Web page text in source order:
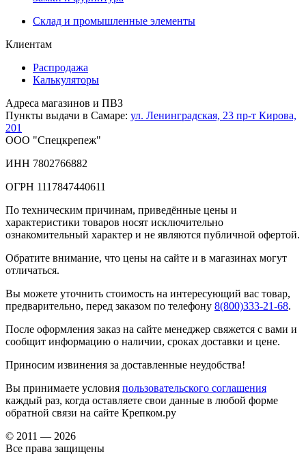
Склад и промышленные элементы
Клиентам
Распродажа
Калькуляторы
Адреса магазинов и ПВЗ
Пункты выдачи в Самаре: ул. Ленинградская, 23 пр-т Кирова,
201
ООО "Спецкрепеж"
ИНН 7802766882
ОГРН 1117847440611
По техническим причинам, приведённые цены и
характеристики товаров носят исключительно
ознакомительный характер и не являются публичной офертой.
Обратите внимание, что цены на сайте и в магазинах могут
отличаться.
Вы можете уточнить стоимость на интересующий вас товар,
предварительно, перед заказом по телефону 8(800)333-21-68.
После оформления заказ на сайте менеджер свяжется с вами и
сообщит информацию о наличии, сроках доставки и цене.
Приносим извинения за доставленные неудобства!
Вы принимаете условия пользовательского соглашения
каждый раз, когда оставляете свои данные в любой форме
обратной связи на сайте Крепком.ру
© 2011 — 2026
Все права защищены